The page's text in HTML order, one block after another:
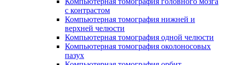
с контрастом
Компьютерная томография нижней и
верхней челюсти
Компьютерная томография одной челюсти
Компьютерная томография околоносовых
пазух